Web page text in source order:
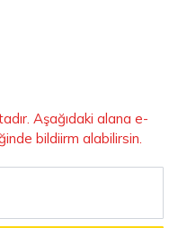
Aşağıdaki alana e-
bildiirm alabilirsin.